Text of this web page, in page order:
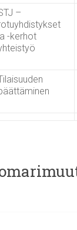
–
-kerhot